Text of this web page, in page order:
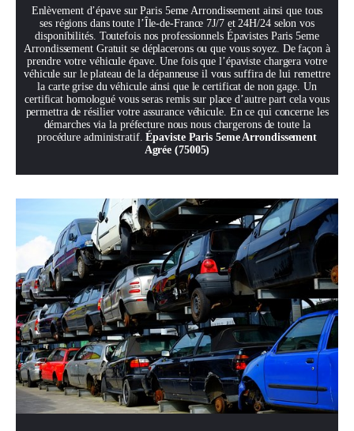
Enlèvement d’épave sur Paris 5eme Arrondissement ainsi que tous
ses régions dans toute l’Île-de-France 7J/7 et 24H/24 selon vos
disponibilités. Toutefois nos professionnels Épavistes Paris 5eme
Arrondissement Gratuit se déplacerons ou que vous soyez. De façon à
prendre votre véhicule épave. Une fois que l’épaviste chargera votre
véhicule sur le plateau de la dépanneuse il vous suffira de lui remettre
la carte grise du véhicule ainsi que le certificat de non gage. Un
certificat homologué vous seras remis sur place d’autre part cela vous
permettra de résilier votre assurance véhicule. En ce qui concerne les
démarches via la préfecture nous nous chargerons de toute la
procédure administratif.Épaviste Paris 5eme Arrondissement
Agrée (75005)